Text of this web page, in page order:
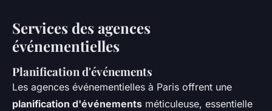
Services des agences
événementielles
Planification d'événements
Les agences événementielles à Paris offrent une
planification d'événements méticuleuse, essentielle